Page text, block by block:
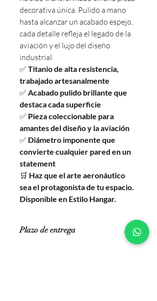
decorativa única. Pulido a mano
hasta alcanzar un acabado espejo,
cada detalle refleja el legado de la
aviación y el lujo del diseño
industrial.
✅ Titanio de alta resistencia,
trabajado artesanalmente
✅ Acabado pulido brillante que
destaca cada superficie
✅ Pieza coleccionable para
amantes del diseño y la aviación
✅ Diámetro imponente que
convierte cualquier pared en un
statement
🛒 Haz que el arte aeronáutico
sea el protagonista de tu espacio.
Disponible en Estilo Hangar.
Plazo de entrega